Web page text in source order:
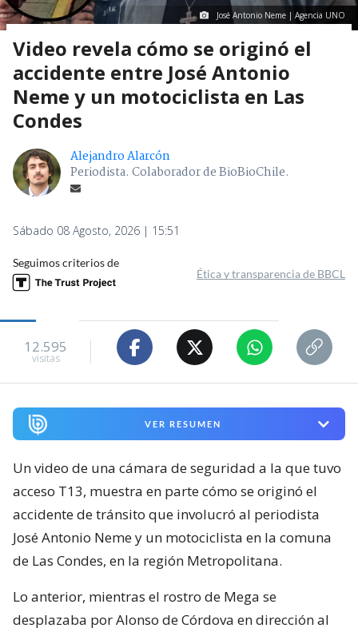
José Antonio Neme | Agencia UNO
Video revela cómo se originó el
accidente entre José Antonio
Neme y un motociclista en Las
Condes
Alejandro Alarcón
Periodista. Colaborador de BioBioChile.
Sábado 08 Agosto, 2026 | 15:51
Seguimos criterios de
Ética y transparencia de BBCL
12.595
visitas
VER RESUMEN
Un video de una cámara de seguridad a la que tuvo
acceso T13, muestra en parte cómo se originó el
accidente de tránsito que involucró al periodista
José Antonio Neme y un motociclista en la comuna
de Las Condes, en la región Metropolitana.
Lo anterior, mientras el rostro de Mega se
desplazaba por Alonso de Córdova en dirección al